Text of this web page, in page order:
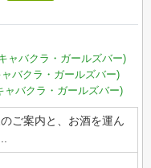
ャバクラ・ガールズバー)
バクラ・ガールズバー)
ャバクラ・ガールズバー)
ご案内と、お酒を運ん